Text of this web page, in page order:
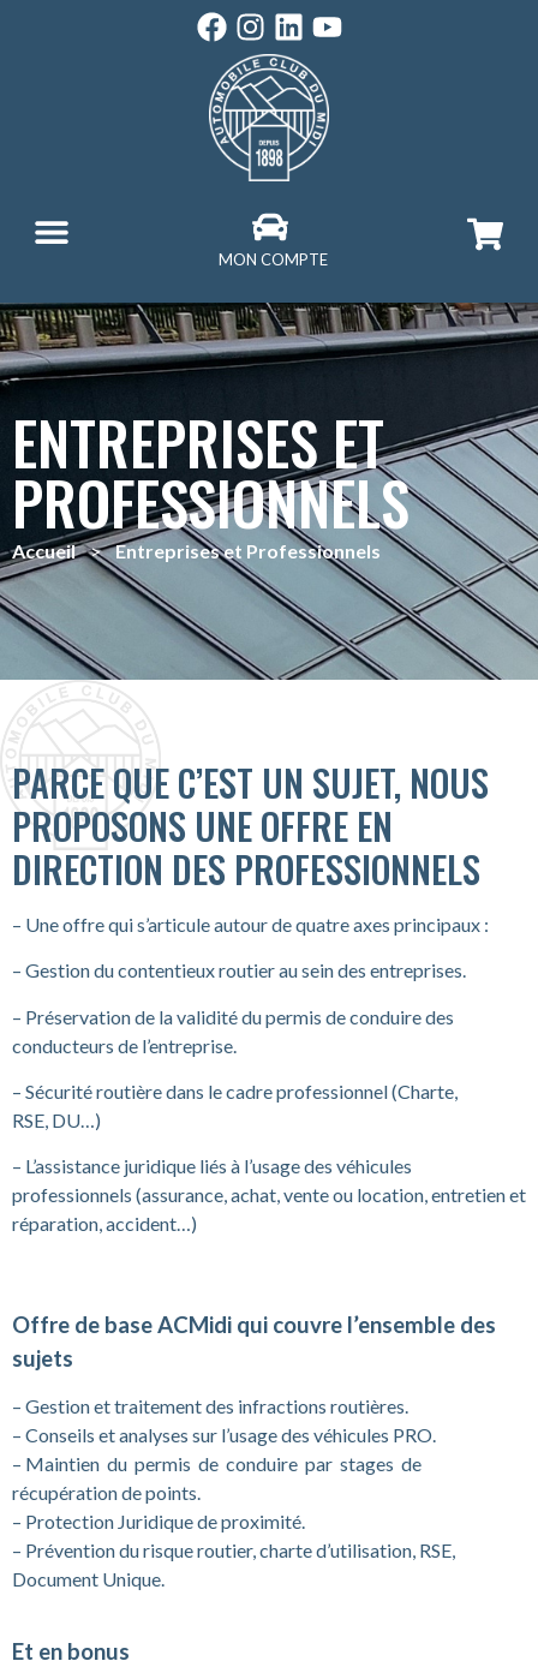
MON COMPTE
ENTREPRISES ET
PROFESSIONNELS
Accueil > Entreprises et Professionnels
PARCE QUE C’EST UN SUJET, NOUS
PROPOSONS UNE OFFRE EN
DIRECTION DES PROFESSIONNELS
– Une offre qui s’articule autour de quatre axes principaux :
– Gestion du contentieux routier au sein des entreprises.
– Préservation de la validité du permis de conduire des
conducteurs de l’entreprise.
– Sécurité routière dans le cadre professionnel (Charte,
RSE, DU…)
– L’assistance juridique liés à l’usage des véhicules
professionnels (assurance, achat, vente ou location, entretien et
réparation, accident…)
Offre de base ACMidi qui couvre l’ensemble des
sujets
– Gestion et traitement des infractions routières.
– Conseils et analyses sur l’usage des véhicules PRO.
– Maintien du permis de conduire par stages de
récupération de points.
– Protection Juridique de proximité.
– Prévention du risque routier, charte d’utilisation, RSE,
Document Unique.
Et en bonus